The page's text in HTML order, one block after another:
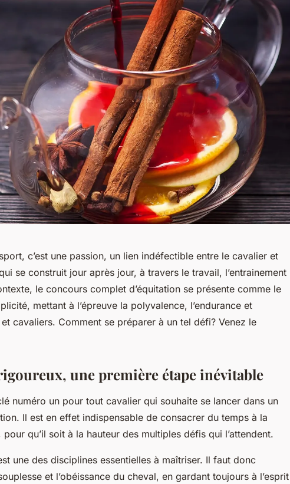
c’est une passion, un lien indéfectible entre le cavalier et
se construit jour après jour, à travers le travail, l’entrainement
le concours complet d’équitation se présente comme le
mettant à l’épreuve la polyvalence, l’endurance et
cavaliers. Comment se préparer à un tel défi? Venez le
une première étape inévitable
numéro un pour tout cavalier qui souhaite se lancer dans un
Il est en effet indispensable de consacrer du temps à la
qu’il soit à la hauteur des multiples défis qui l’attendent.
une des disciplines essentielles à maîtriser. Il faut donc
et l’obéissance du cheval, en gardant toujours à l’esprit